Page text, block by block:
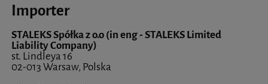
Importer
STALEKS Spółka z o.o (in eng - STALEKS Limited
Liability Company)
st. Lindleya 16
02-013 Warsaw, Polska